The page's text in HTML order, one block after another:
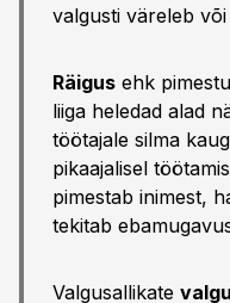
valgusti väreleb või
Räigus ehk
liiga heledad alad
töötajale silma
pikaajalisel
pimestab inimest,
tekitab
Valgusallikate